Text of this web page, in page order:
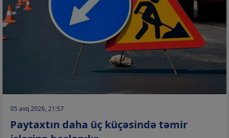
05 avq 2026, 21:57
Paytaxtın daha üç küçəsində təmir